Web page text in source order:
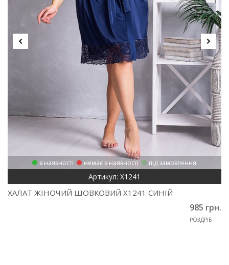
в наявності немає в наявності під замовлення
Артикул: Х1241
ХАЛАТ ЖІНОЧИЙ ШОВКОВИЙ Х1241 СИНІЙ
985 грн.
РОЗДРІБ